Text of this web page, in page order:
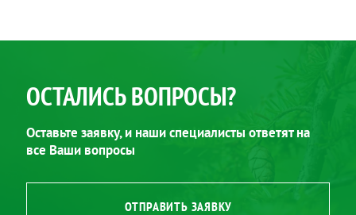
ОСТАЛИСЬ ВОПРОСЫ?
Оставьте заявку, и наши специалисты ответят на
все Ваши вопросы
ОТПРАВИТЬ ЗАЯВКУ